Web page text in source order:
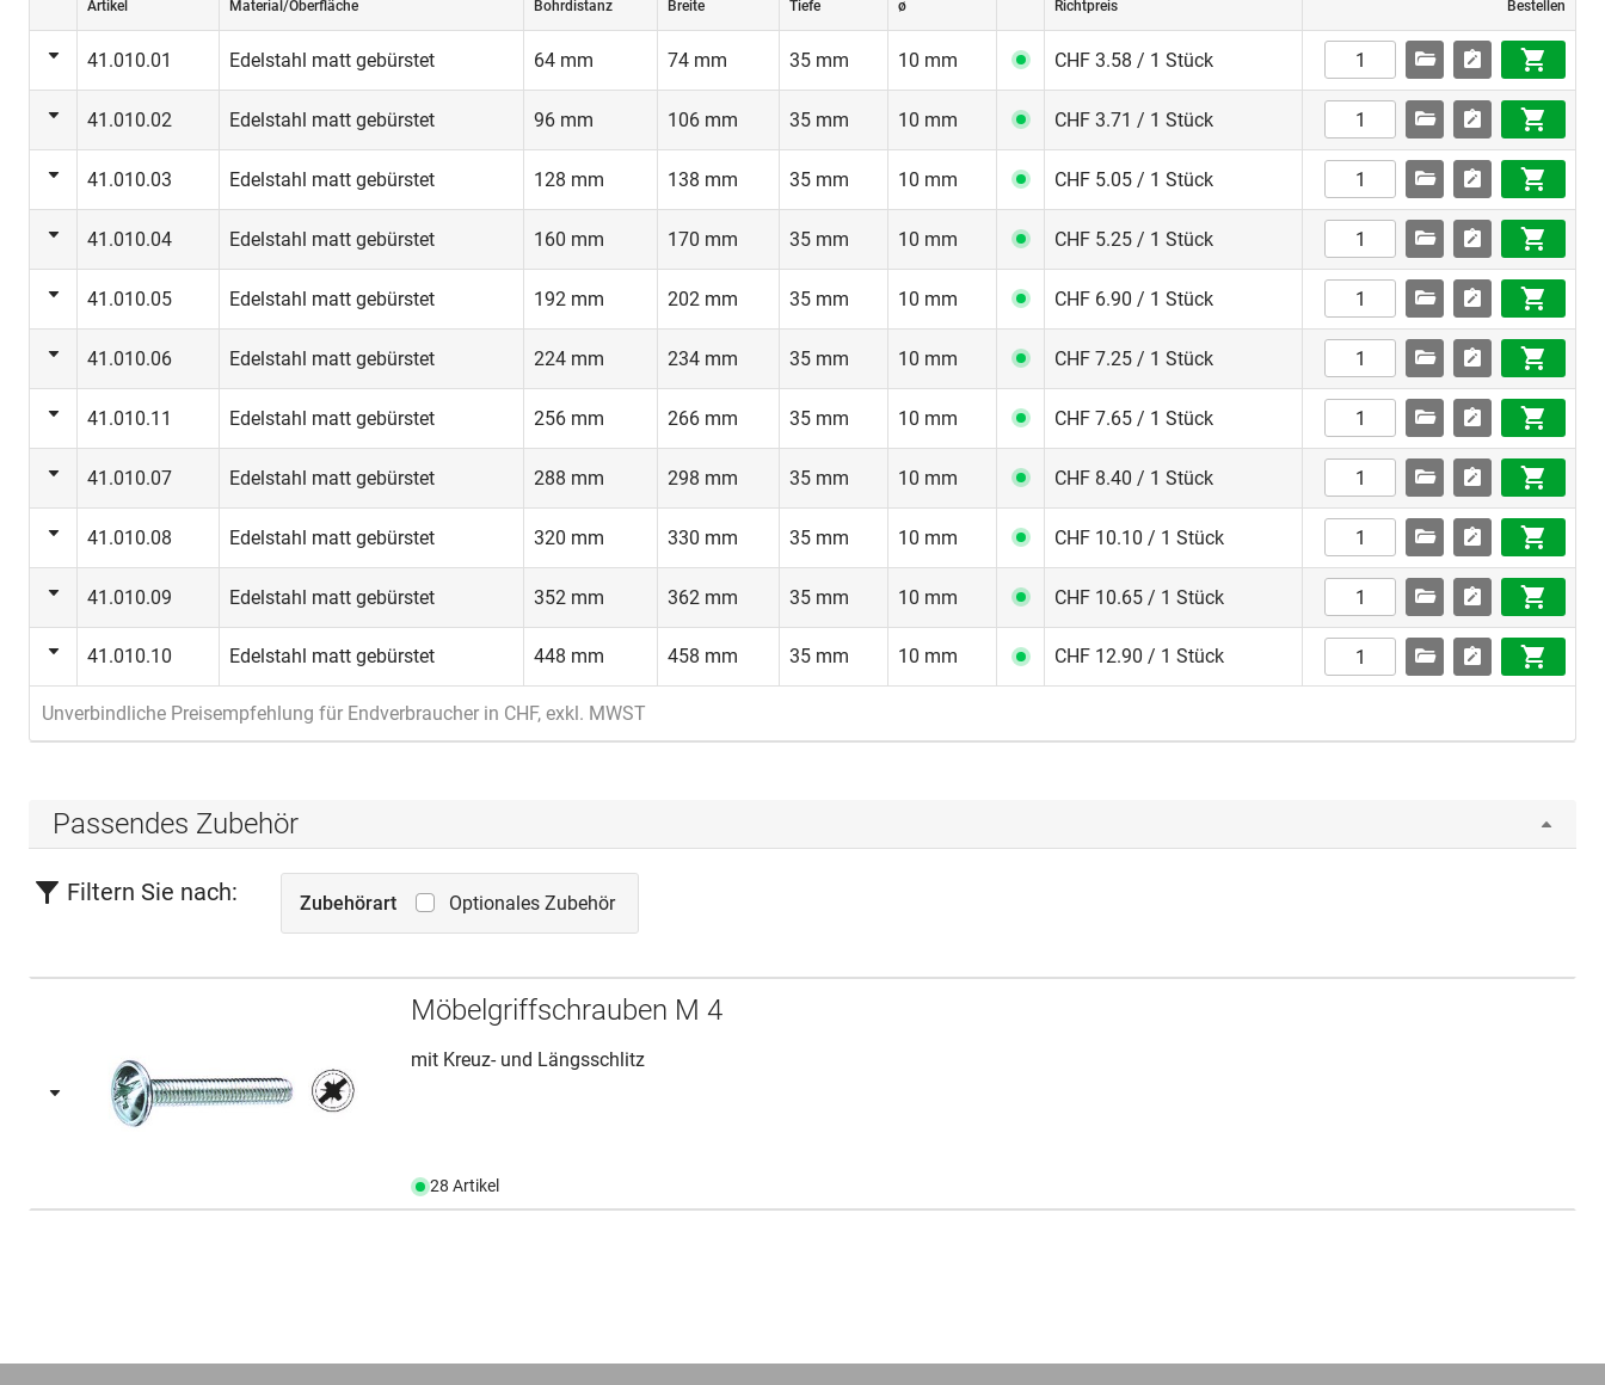
Artikel Material/Oberfläche Bohrdistanz Breite Tiefe ø Richtpreis Bestellen
41.010.01 Edelstahl matt gebürstet 64 mm 74 mm 35 mm 10 mm CHF 3.58 / 1 Stück
41.010.02 Edelstahl matt gebürstet 96 mm 106 mm 35 mm 10 mm CHF 3.71 / 1 Stück
41.010.03 Edelstahl matt gebürstet 128 mm 138 mm 35 mm 10 mm CHF 5.05 / 1 Stück
41.010.04 Edelstahl matt gebürstet 160 mm 170 mm 35 mm 10 mm CHF 5.25 / 1 Stück
41.010.05 Edelstahl matt gebürstet 192 mm 202 mm 35 mm 10 mm CHF 6.90 / 1 Stück
41.010.06 Edelstahl matt gebürstet 224 mm 234 mm 35 mm 10 mm CHF 7.25 / 1 Stück
41.010.11 Edelstahl matt gebürstet 256 mm 266 mm 35 mm 10 mm CHF 7.65 / 1 Stück
41.010.07 Edelstahl matt gebürstet 288 mm 298 mm 35 mm 10 mm CHF 8.40 / 1 Stück
41.010.08 Edelstahl matt gebürstet 320 mm 330 mm 35 mm 10 mm CHF 10.10 / 1 Stück
41.010.09 Edelstahl matt gebürstet 352 mm 362 mm 35 mm 10 mm CHF 10.65 / 1 Stück
41.010.10 Edelstahl matt gebürstet 448 mm 458 mm 35 mm 10 mm CHF 12.90 / 1 Stück
Unverbindliche Preisempfehlung für Endverbraucher in CHF, exkl. MWST
Passendes Zubehör
Filtern Sie nach: Zubehörart Optionales Zubehör
Möbelgriffschrauben M 4
mit Kreuz- und Längsschlitz
28 Artikel